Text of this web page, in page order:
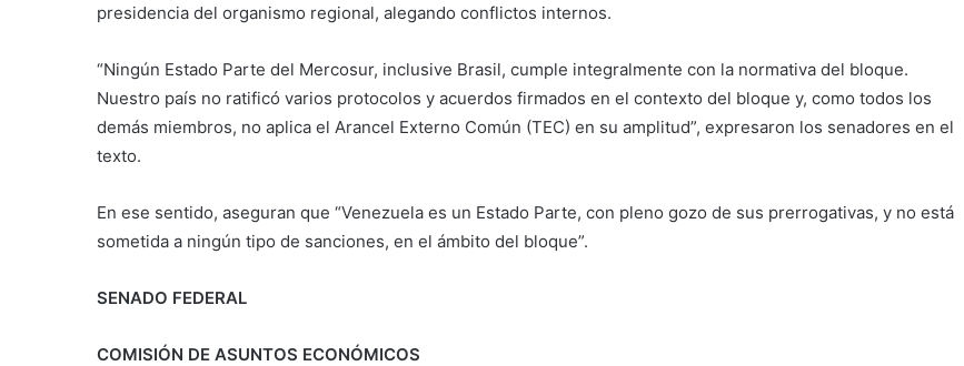
presidencia del organismo regional, alegando conflictos internos.
“Ningún Estado Parte del Mercosur, inclusive Brasil, cumple integralmente con la normativa del bloque.
Nuestro país no ratificó varios protocolos y acuerdos firmados en el contexto del bloque y, como todos los
demás miembros, no aplica el Arancel Externo Común (TEC) en su amplitud”, expresaron los senadores en el
texto.
En ese sentido, aseguran que “Venezuela es un Estado Parte, con pleno gozo de sus prerrogativas, y no está
sometida a ningún tipo de sanciones, en el ámbito del bloque”.
SENADO FEDERAL
COMISIÓN DE ASUNTOS ECONÓMICOS